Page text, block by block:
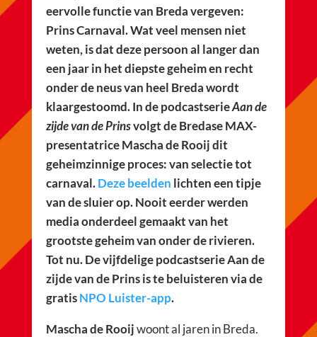
eervolle functie van Breda vergeven:
Prins Carnaval. Wat veel mensen niet
weten, is dat deze persoon al langer dan
een jaar in het diepste geheim en recht
onder de neus van heel Breda wordt
klaargestoomd. In de podcastserieAan de
zijde van de Prinsvolgt de Bredase MAX-
presentatrice Mascha de Rooij dit
geheimzinnige proces: van selectie tot
carnaval.Deze beelden lichten een tipje
van de sluier op. Nooit eerder werden
media onderdeel gemaakt van het
grootste geheim van onder de rivieren.
Tot nu. De vijfdelige podcastserie Aan de
zijde van de Prins is te beluisteren via de
gratisNPO Luister-app.
Mascha de Rooijwoont al jaren in Breda.